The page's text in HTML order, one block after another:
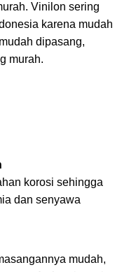
Vinilon sering
karena mudah
dipasang,
murah.
korosi sehingga
dan senyawa
mudah,